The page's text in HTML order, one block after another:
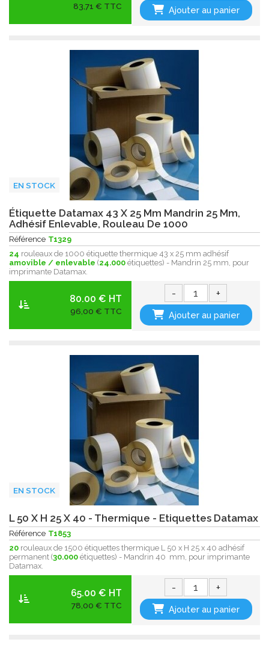
83,71 € TTC Ajouter au panier
EN STOCK
Étiquette Datamax 43 X 25 Mm Mandrin 25 Mm,
Adhésif Enlevable, Rouleau De 1000
Référence T1329
24 rouleaux de 1000 étiquette thermique 43 x 25 mm adhésif
amovible / enlevable (24.000 étiquettes) - Mandrin 25 mm, pour
imprimante Datamax.
80.00 € HT
96,00 € TTC
- +
Ajouter au panier
EN STOCK
L 50 X H 25 X 40 - Thermique - Etiquettes Datamax
Référence T1853
20 rouleaux de 1500 étiquettes thermique L 50 x H 25 x 40 adhésif
permanent (30.000 étiquettes) - Mandrin 40 mm, pour imprimante
Datamax.
65.00 € HT
78,00 € TTC
- +
Ajouter au panier